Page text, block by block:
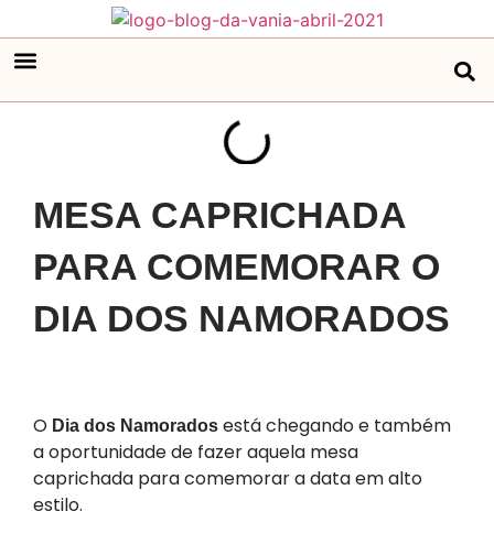
MESA CAPRICHADA
PARA COMEMORAR O
DIA DOS NAMORADOS
​O Dia dos Namorados está chegando e também
a oportunidade de fazer aquela mesa
caprichada para comemorar a data em alto
estilo.